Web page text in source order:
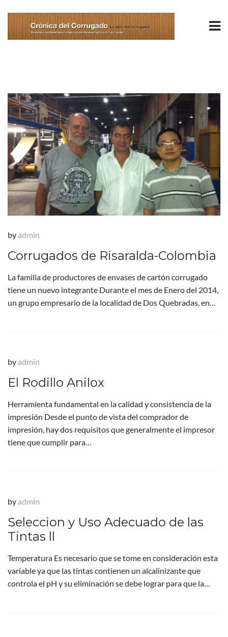
by admin
Corrugados de Risaralda-Colombia
La familia de productores de envases de cartón corrugado
tiene un nuevo integrante Durante el mes de Enero del 2014,
un grupo empresario de la localidad de Dos Quebradas, en…
by admin
El Rodillo Anilox
Herramienta fundamental en la calidad y consistencia de la
impresión Desde el punto de vista del comprador de
impresión, hay dos requisitos que generalmente el impresor
tiene que cumplir para…
by admin
Seleccion y Uso Adecuado de las
Tintas ll
Temperatura Es necesario que se tome en consideración esta
variable ya que las tintas contienen un alcalinizante que
controla el pH y su eliminación se debe lograr para que la…